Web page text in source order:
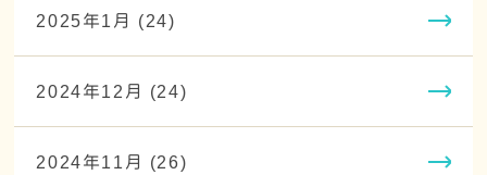
2025年1月 (24)
2024年12月 (24)
2024年11月 (26)